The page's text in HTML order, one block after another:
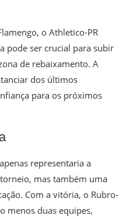
o Athletico-PR
pode ser crucial para subir
de rebaixamento. A
dos últimos
para os próximos
representaria a
mas também uma
Com a vitória, o Rubro-
menos duas equipes,